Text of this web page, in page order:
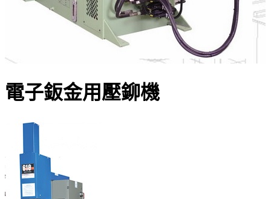
電子鈑金用壓鉚機